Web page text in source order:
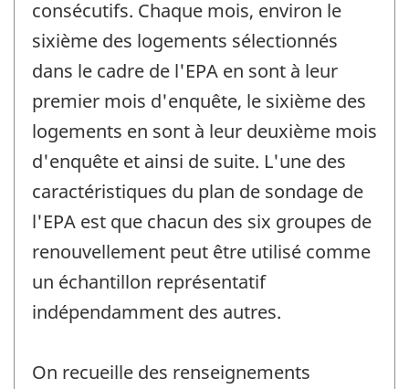
consécutifs. Chaque mois, environ le
sixième des logements sélectionnés
dans le cadre de l'EPA en sont à leur
premier mois d'enquête, le sixième des
logements en sont à leur deuxième mois
d'enquête et ainsi de suite. L'une des
caractéristiques du plan de sondage de
l'EPA est que chacun des six groupes de
renouvellement peut être utilisé comme
un échantillon représentatif
indépendamment des autres.
On recueille des renseignements